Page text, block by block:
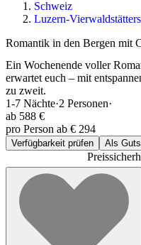
Schweiz
Luzern-
Romantik in den Bergen mit
Ein Wochenende voller
erwartet euch – mit
zu zweit.
1-7 Nächte·2 Personen·
ab 588 €
pro Person ab € 294
Verfügbarkeit prüfen Als